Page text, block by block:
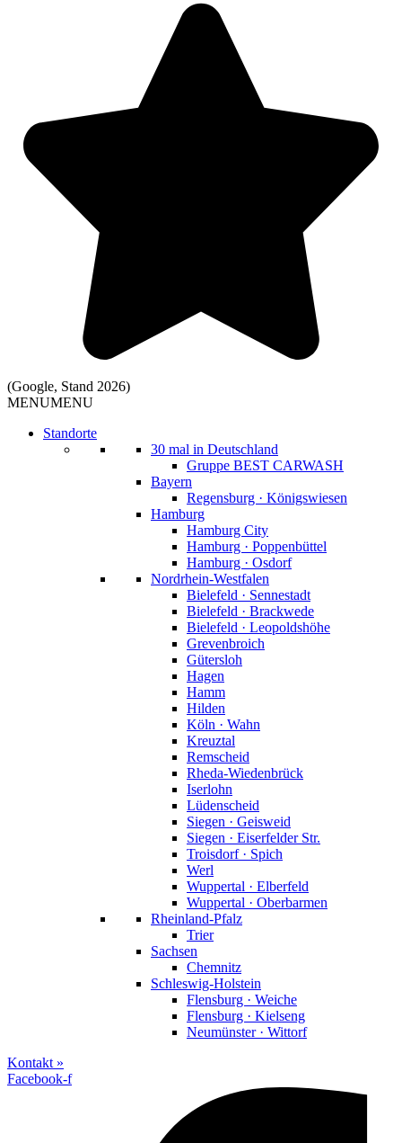
(Google, Stand 2026)
MENUMENU
Standorte
30 mal in Deutschland
Gruppe BEST CARWASH
Bayern
Regensburg · Königswiesen
Hamburg
Hamburg City
Hamburg · Poppenbüttel
Hamburg · Osdorf
Nordrhein-Westfalen
Bielefeld · Sennestadt
Bielefeld · Brackwede
Bielefeld · Leopoldshöhe
Grevenbroich
Gütersloh
Hagen
Hamm
Hilden
Köln · Wahn
Kreuztal
Remscheid
Rheda-Wiedenbrück
Iserlohn
Lüdenscheid
Siegen · Geisweid
Siegen · Eiserfelder Str.
Troisdorf · Spich
Werl
Wuppertal · Elberfeld
Wuppertal · Oberbarmen
Rheinland-Pfalz
Trier
Sachsen
Chemnitz
Schleswig-Holstein
Flensburg · Weiche
Flensburg · Kielseng
Neumünster · Wittorf
Kontakt »
Facebook-f